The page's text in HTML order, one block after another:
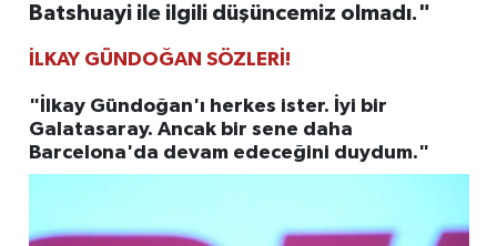
Batshuayi ile ilgili düşüncemiz olmadı."
İLKAY GÜNDOĞAN SÖZLERİ!
"İlkay Gündoğan'ı herkes ister. İyi bir
Galatasaray. Ancak bir sene daha
Barcelona'da devam edeceğini duydum."